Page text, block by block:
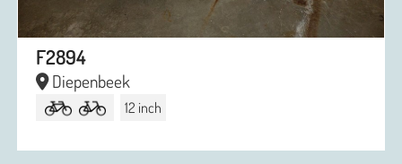
F2894
Diepenbeek
12 inch